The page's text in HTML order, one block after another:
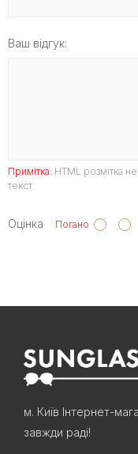
Ваш відгук:
Примітка: HTML розмітка
текст.
Оцінка Погано
м. Київ Інтернет-
завжди раді!